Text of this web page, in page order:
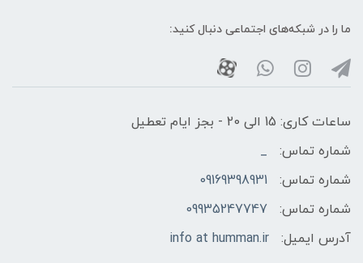
ما را در شبکه‌های اجتماعی دنبال کنید:
ساعات کاری: 15 الی 20 - بجز ایام تعطیل
شماره تماس:
_
شماره تماس:
09169398931
شماره تماس:
09935247747
آدرس ایمیل:
info at humman.ir